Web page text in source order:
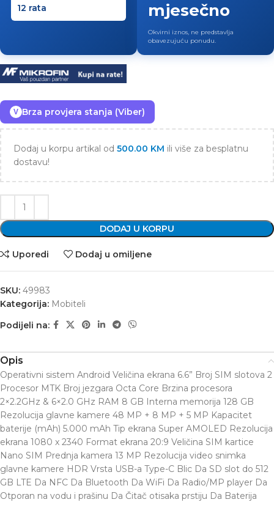
mjesečno
Okvirni iznos, ne predstavlja
obavezujuću ponudu.
V Brza provjera stanja (Viber)
Dodaj u korpu artikal od 500.00 KM ili više za besplatnu
dostavu!
DODAJ U KORPU
Uporedi Dodaj u omiljene
SKU: 49983
Kategorija: Mobiteli
Podijeli na:
Opis
Operativni sistem Android Veličina ekrana 6.6” Broj SIM slotova 2
Procesor MTK Broj jezgara Octa Core Brzina procesora
2×2.2GHz & 6×2.0 GHz RAM 8 GB Interna memorija 128 GB
Rezolucija glavne kamere 48 MP + 8 MP + 5 MP Kapacitet
baterije (mAh) 5.000 mAh Tip ekrana Super AMOLED Rezolucija
ekrana 1080 x 2340 Format ekrana 20:9 Veličina SIM kartice
Nano SIM Prednja kamera 13 MP Rezolucija video snimka
glavne kamere HDR Vrsta USB-a Type-C Blic Da SD slot do 512
GB LTE Da NFC Da Bluetooth Da WiFi Da Radio/MP player Da
Otporan na vodu i prašinu Da Čitač otisaka prstiju Da Baterija